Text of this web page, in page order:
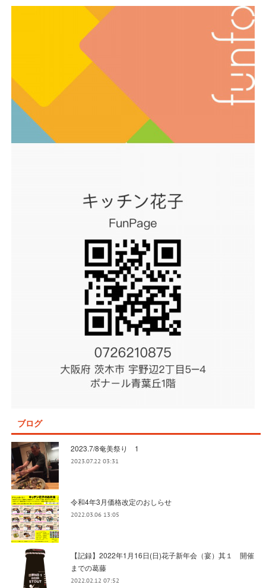
ブログ
2023.7/8奄美祭り 1
2023.07.22 03:31
令和4年3月価格改定のおしらせ
2022.03.06 13:05
【記録】2022年1月16日(日)花子新年会（宴）其１ 開催
までの葛藤
2022.02.12 07:52